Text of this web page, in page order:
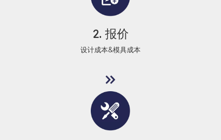
2. 报价​​​​​​​
设计成本&模具成本